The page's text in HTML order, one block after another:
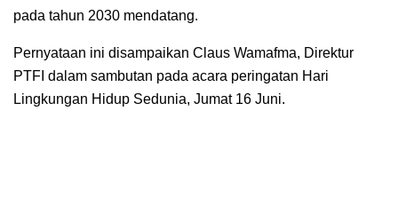
pada tahun 2030 mendatang.
Pernyataan ini disampaikan Claus Wamafma, Direktur
PTFI dalam sambutan pada acara peringatan Hari
Lingkungan Hidup Sedunia, Jumat 16 Juni.